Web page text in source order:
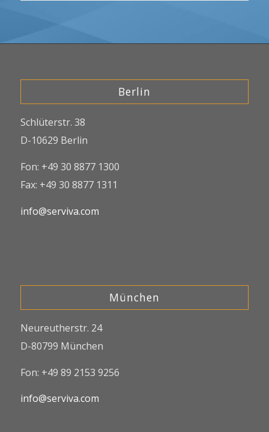
Berlin
Schlüterstr. 38
D-10629 Berlin
Fon: +49 30 8877 1300
Fax: +49 30 8877 1311
info@serviva.com
München
Neureutherstr. 24
D-80799 München
Fon: +49 89 2153 9256
info@serviva.com